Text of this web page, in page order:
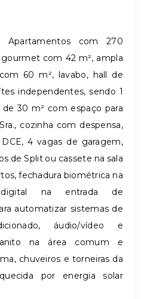
com 270
com 42 m², ampla
60 m², lavabo, hall de
independentes, sendo 1
30 m² com espaço para
cozinha com despensa,
4 vagas de garagem,
de Split ou cassete na sala
fechadura biométrica na
na entrada de
automatizar sistemas de
áudio/vídeo e
na área comum e
chuveiros e torneiras da
por energia solar